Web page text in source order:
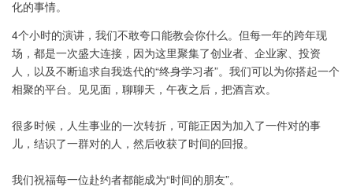
化的事情。
4个小时的演讲，我们不敢夸口能教会你什么。但每一年的跨年现
场，都是一次盛大连接，因为这里聚集了创业者、企业家、投资
人，以及不断追求自我迭代的“终身学习者”。我们可以为你搭起一个
相聚的平台。见见面，聊聊天，午夜之后，把酒言欢。
很多时候，人生事业的一次转折，可能正因为加入了一件对的事
儿，结识了一群对的人，然后收获了时间的回报。
我们祝福每一位赴约者都能成为“时间的朋友”。